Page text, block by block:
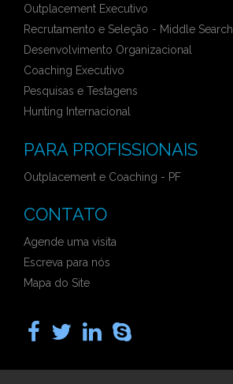
Outplacement Executivo
Recrutamento e Seleção - Middle Search
Desenvolvimento Organizacional
Coaching Executivo
Pesquisas e Testagens
Hunting Internacional
PARA PROFISSIONAIS
Outplacement e Coaching - PF
CONTATO
Agende uma visita
Escreva para nós
Mapa do Site